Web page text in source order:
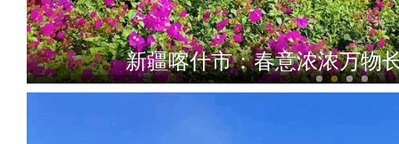
新疆喀什市：春意浓浓万物